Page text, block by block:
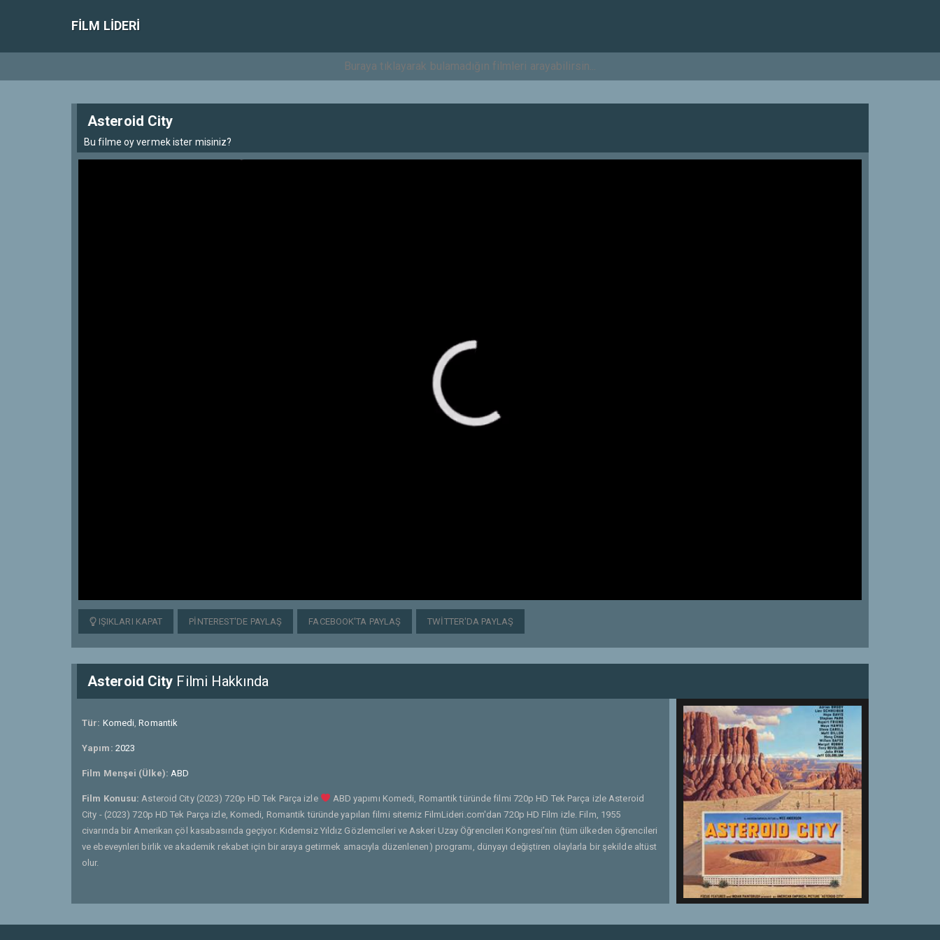
FILM LIDERI
Asteroid City
Bu filme oy vermek ister misiniz?
IŞIKLARI KAPAT PINTEREST'DE PAYLAŞ FACEBOOK'TA PAYLAŞ TWITTER'DA PAYLAŞ
Asteroid City Filmi Hakkında
Tür: Komedi,Romantik
Yapım: 2023
Film Menşei (Ülke): ABD
Film Konusu:Asteroid City (2023) 720p HD Tek Parça izle
ABD yapımı Komedi, Romantik türünde filmi 720p HD Tek Parça izle Asteroid
City - (2023) 720p HD Tek Parça izle, Komedi, Romantik türünde yapılan filmi sitemiz FilmLideri.com'dan 720p HD Film izle. Film, 1955
civarında bir Amerikan çöl kasabasında geçiyor. Kıdemsiz Yıldız Gözlemcileri ve Askeri Uzay Öğrencileri Kongresi’nin (tüm ülkeden öğrencileri
ve ebeveynleri birlik ve akademik rekabet için bir araya getirmek amacıyla düzenlenen) programı, dünyayı değiştiren olaylarla bir şekilde altüst
olur.